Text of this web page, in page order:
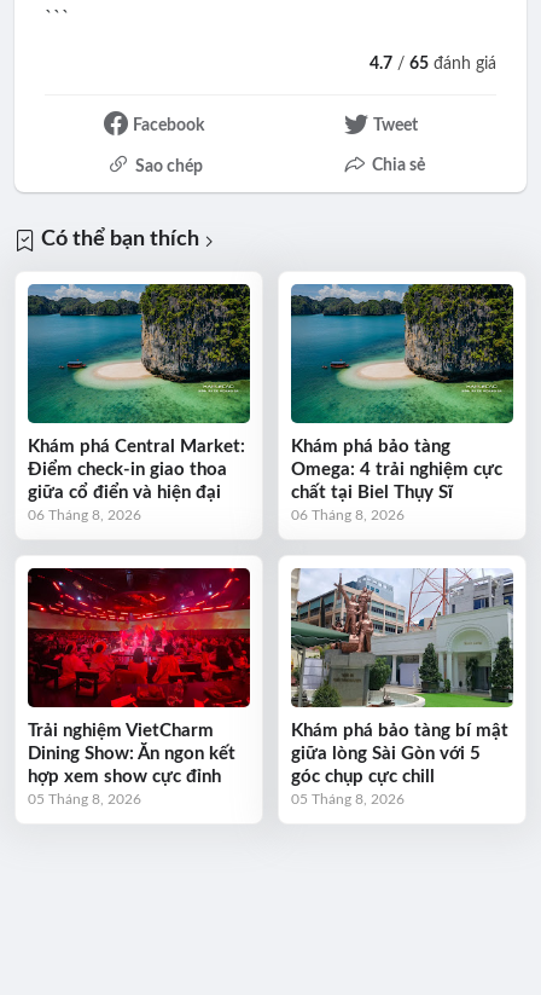
```
4.7 /65 đánh giá
Facebook Tweet
Sao chép Chia sẻ
Có thể bạn thích
Khám phá Central Market:
Điểm check-in giao thoa
giữa cổ điển và hiện đại
06 Tháng 8, 2026
Khám phá bảo tàng
Omega: 4 trải nghiệm cực
chất tại Biel Thụy Sĩ
06 Tháng 8, 2026
Trải nghiệm VietCharm
Dining Show: Ăn ngon kết
hợp xem show cực đỉnh
05 Tháng 8, 2026
Khám phá bảo tàng bí mật
giữa lòng Sài Gòn với 5
góc chụp cực chill
05 Tháng 8, 2026